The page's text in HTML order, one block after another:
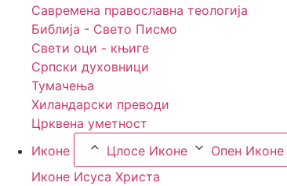
Савремена православна теологија
Библија - Свето Писмо
Свети оци - књиге
Српски духовници
Тумачења
Хиландарски преводи
Црквена уметност
Иконе
Цлосе Иконе
Опен Иконе
Иконе Исуса Христа